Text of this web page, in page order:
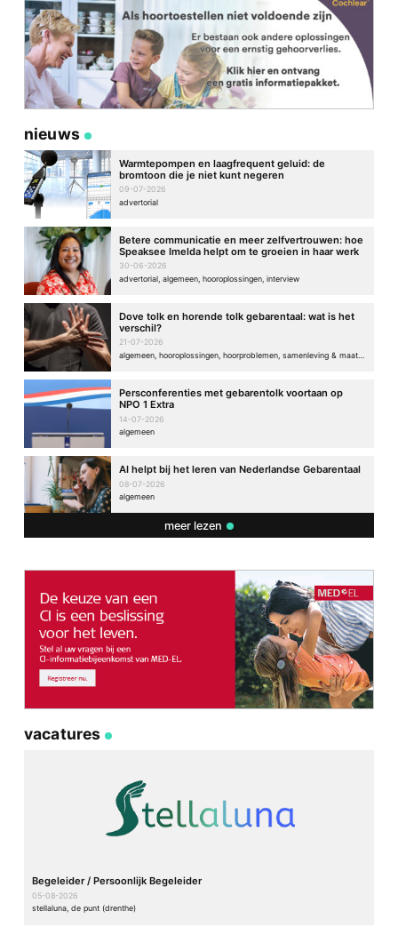
nieuws
Warmtepompen en laagfrequent geluid: de
bromtoon die je niet kunt negeren
09-07-2026
advertorial
Betere communicatie en meer zelfvertrouwen: hoe
Speaksee Imelda helpt om te groeien in haar werk
30-06-2026
advertorial, algemeen, hooroplossingen, interview
Dove tolk en horende tolk gebarentaal: wat is het
verschil?
21-07-2026
Persconferenties met gebarentolk voortaan op
NPO 1 Extra
14-07-2026
algemeen
AI helpt bij het leren van Nederlandse Gebarentaal
08-07-2026
algemeen
meer lezen
vacatures
Begeleider / Persoonlijk Begeleider
05-08-2026
stellaluna, de punt (drenthe)